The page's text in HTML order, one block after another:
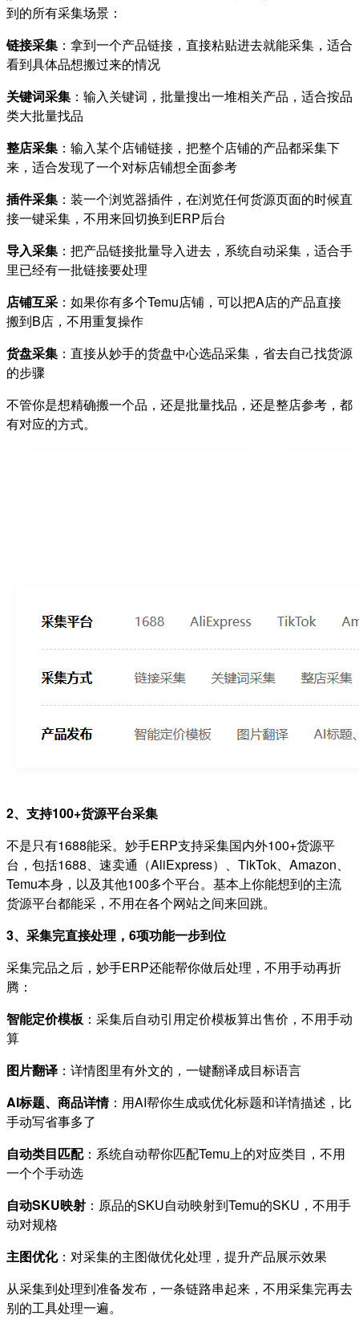
到的所有采集场景：
链接采集 ：拿到一个产品链接，直接粘贴进去就能采集，适合
看到具体品想搬过来的情况
关键词采集 ：输入关键词，批量搜出一堆相关产品，适合按品
类大批量找品
整店采集 ：输入某个店铺链接，把整个店铺的产品都采集下
来，适合发现了一个对标店铺想全面参考
插件采集 ：装一个浏览器插件，在浏览任何货源页面的时候直
接一键采集，不用来回切换到ERP后台
导入采集 ：把产品链接批量导入进去，系统自动采集，适合手
里已经有一批链接要处理
店铺互采 ：如果你有多个Temu店铺，可以把A店的产品直接
搬到B店，不用重复操作
货盘采集 ：直接从妙手的货盘中心选品采集，省去自己找货源
的步骤
不管你是想精确搬一个品，还是批量找品，还是整店参考，都
有对应的方式。
2、支持100+货源平台采集
不是只有1688能采。妙手ERP支持采集国内外100+货源平
台，包括1688、速卖通（AliExpress）、TikTok、Amazon、
Temu本身，以及其他100多个平台。基本上你能想到的主流
货源平台都能采，不用在各个网站之间来回跳。
3、采集完直接处理，6项功能一步到位
采集完品之后，妙手ERP还能帮你做后处理，不用手动再折
腾：
智能定价模板 ：采集后自动引用定价模板算出售价，不用手动
算
图片翻译 ：详情图里有外文的，一键翻译成目标语言
AI标题、商品详情：用AI帮你生成或优化标题和详情描述，比
手动写省事多了
自动类目匹配：系统自动帮你匹配Temu上的对应类目，不用
一个个手动选
自动SKU映射 ：原品的SKU自动映射到Temu的SKU，不用手
动对规格
主图优化：对采集的主图做优化处理，提升产品展示效果
从采集到处理到准备发布，一条链路串起来，不用采集完再去
别的工具处理一遍。